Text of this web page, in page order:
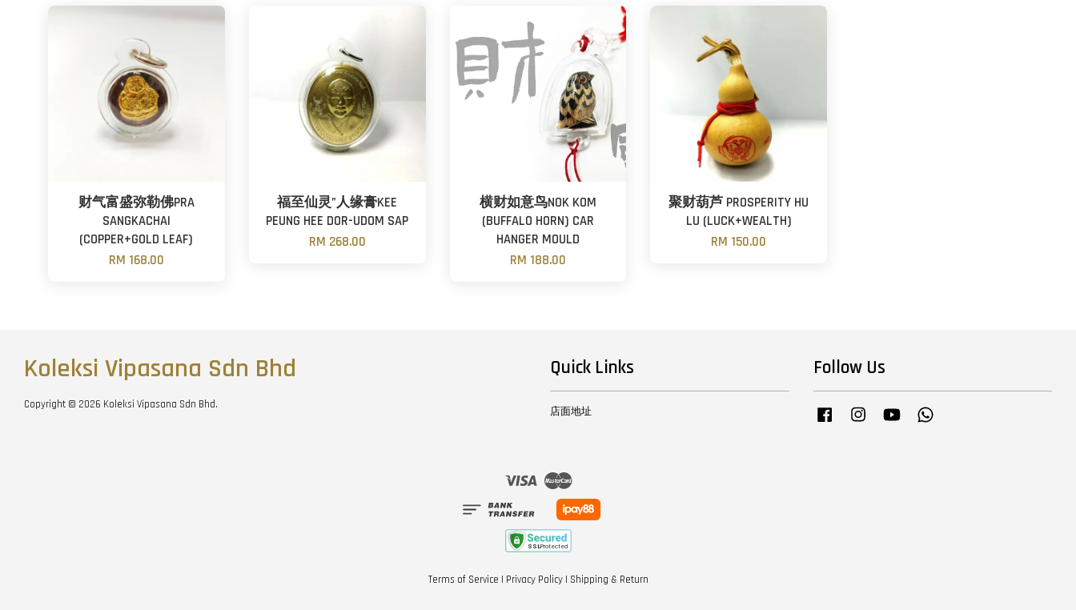
财气富盛弥勒佛PRA
SANGKACHAI
(COPPER+GOLD LEAF)
RM 168.00
福至仙灵”人缘膏KEE
PEUNG HEE DOR-UDOM SAP
RM 268.00
横财如意鸟NOK KOM
(BUFFALO HORN) CAR
HANGER MOULD
RM 188.00
聚财葫芦 PROSPERITY HU
LU (LUCK+WEALTH)
RM 150.00
Koleksi Vipasana Sdn Bhd
Copyright © 2026 Koleksi Vipasana Sdn Bhd.
Quick Links
店面地址
Follow Us
Facebook InstagramYouTube
Visa Master
Terms of Service | Privacy Policy| Shipping & Return